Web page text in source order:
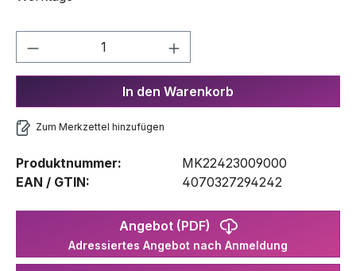
Produkt Anzahl: Gib den
In den Warenkorb
Zum Merkzettel hinzufügen
Produktnummer:
MK22423009000
EAN / GTIN:
4070327294242
Angebot (PDF)
Adressiertes Angebot nach Anmeldung